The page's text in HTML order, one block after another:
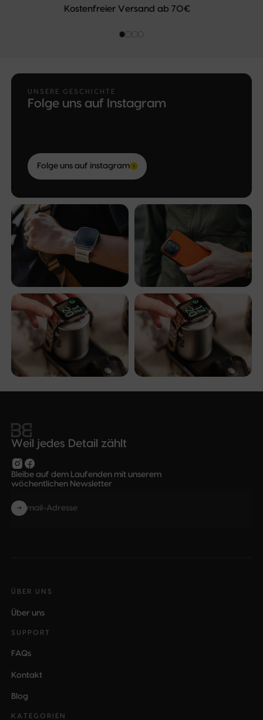
Kostenfreier Versand ab 70€
UNSERE GESCHICHTE
Folge uns auf Instagram
Folge uns auf instagram
Weil jedes Detail zählt
Bleibe auf dem Laufenden mit unserem
wöchentlichen Newsletter
ÜBER UNS
Über uns
SUPPORT
FAQs
Kontakt
Blog
KATEGORIEN